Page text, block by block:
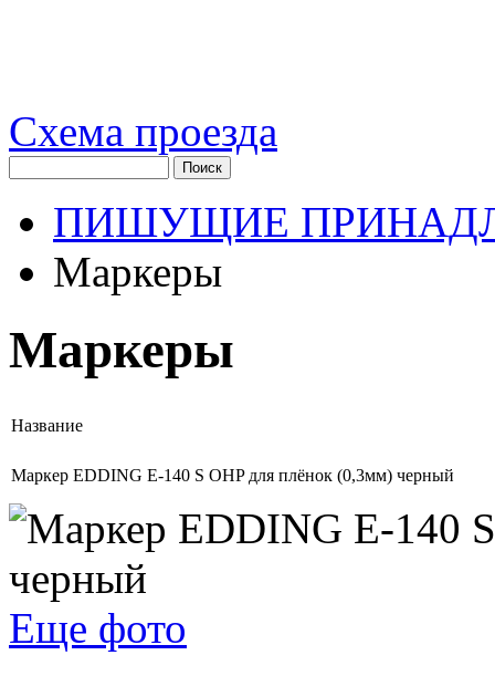
Схема проезда
ПИШУЩИЕ
Маркеры
Маркеры
Название
Маркер EDDING E-140 S OHP для плёнок (0,3мм) черный
Еще фото